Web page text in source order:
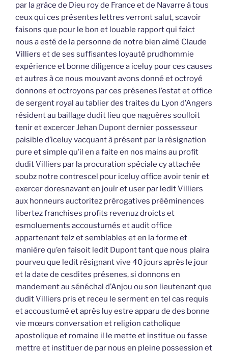
par la grâce de Dieu roy de France et de Navarre à tous
ceux qui ces présentes lettres verront salut, scavoir
faisons que pour le bon et louable rapport qui faict
nous a esté de la personne de notre bien aimé Claude
Villiers et de ses suffisantes loyauté prudhommie
expérience et bonne diligence a iceluy pour ces causes
et autres à ce nous mouvant avons donné et octroyé
donnons et octroyons par ces présenes l’estat et office
de sergent royal au tablier des traites du Lyon d’Angers
résident au baillage dudit lieu que naguères soulloit
tenir et excercer Jehan Dupont dernier possesseur
paisible d’iceluy vacquant à présent par la résignation
pure et simple qu’il en a faite en nos mains au profit
dudit Villiers par la procuration spéciale cy attachée
soubz notre contrescel pour iceluy office avoir tenir et
exercer doresnavant en jouïr et user par ledit Villiers
aux honneurs auctoritez prérogatives prééminences
libertez franchises profits revenuz droicts et
esmoluements accoustumés et audit office
appartenant telz et semblables et en la forme et
manière qu’en faisoit ledit Dupont tant que nous plaira
pourveu que ledit résignant vive 40 jours après le jour
et la date de cesdites présenes, si donnons en
mandement au sénéchal d’Anjou ou son lieutenant que
dudit Villiers pris et receu le serment en tel cas requis
et accoustumé et après luy estre apparu de des bonne
vie mœurs conversation et religion catholique
apostolique et romaine il le mette et institue ou fasse
mettre et instituer de par nous en pleine possession et